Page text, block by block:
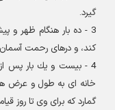
گيرد.
3 - ده بار هنگام ظهر و
كند، و درهاى رحمت آسمان
4 - بيست و يك بار پس از
خانه اى به طول و عرض
گمارد كه براى وى تا روز